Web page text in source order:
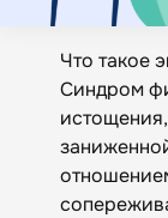
Что такое
Синдром